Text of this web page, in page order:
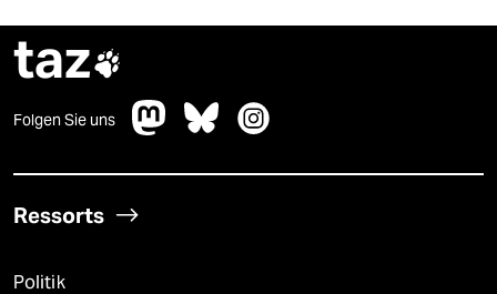
taz
Folgen Sie uns
Ressorts
Politik